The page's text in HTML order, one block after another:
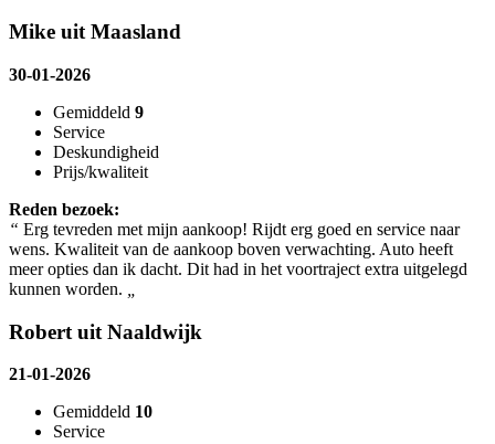
Mike uit Maasland
30-01-2026
Gemiddeld 9
Service
Deskundigheid
Prijs/kwaliteit
Reden bezoek:
“ Erg tevreden met mijn aankoop! Rijdt erg goed en service naar
wens. Kwaliteit van de aankoop boven verwachting. Auto heeft
meer opties dan ik dacht. Dit had in het voortraject extra uitgelegd
kunnen worden.
Robert uit Naaldwijk
21-01-2026
Gemiddeld 10
Service